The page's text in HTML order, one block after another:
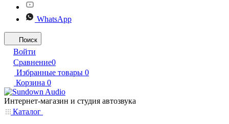
WhatsApp
Поиск
Войти
Сравнение0
Избранные товары 0
Корзина 0
Интернет-магазин и студия автозвука
Каталог